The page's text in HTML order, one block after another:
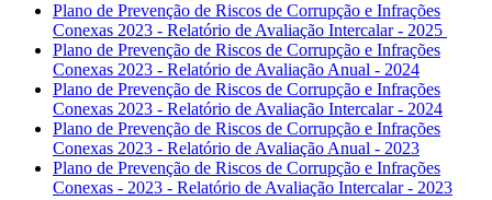
Plano de Prevenção de Riscos de Corrupção e Infrações
Conexas 2023 - Relatório de Avaliação Intercalar - 2025
Plano de Prevenção de Riscos de Corrupção e Infrações
Conexas 2023 - Relatório de Avaliação Anual - 2024
Plano de Prevenção de Riscos de Corrupção e Infrações
Conexas 2023 - Relatório de Avaliação Intercalar - 2024
Plano de Prevenção de Riscos de Corrupção e Infrações
Conexas 2023 - Relatório de Avaliação Anual - 2023
Plano de Prevenção de Riscos de Corrupção e Infrações
Conexas - 2023 - Relatório de Avaliação Intercalar - 2023